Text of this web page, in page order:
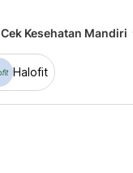
Cek Kesehatan Mandiri
Halofit